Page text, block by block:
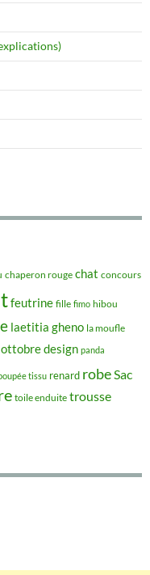
chaperon rouge chat concours
feutrine fille fimo hibou
laetitia gheno la moufle
ottobre design panda
tissu renard robeSac
toile enduite trousse